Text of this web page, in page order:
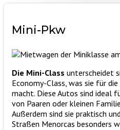
Mini-Pkw
Die Mini-Class unterscheidet
Economy-Class, was sie für
macht. Diese Autos sind ideal
von Paaren oder kleinen
Außerdem sind sie praktisch
Straßen Menorcas besonders